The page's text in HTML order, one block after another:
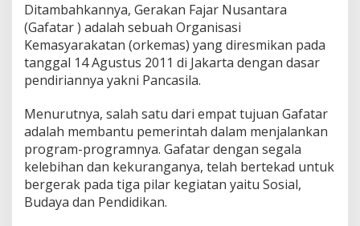
Ditambahkannya, Gerakan Fajar Nusantara
(Gafatar ) adalah sebuah Organisasi
Kemasyarakatan (orkemas) yang diresmikan pada
tanggal 14 Agustus 2011 di Jakarta dengan dasar
pendiriannya yakni Pancasila.
Menurutnya, salah satu dari empat tujuan Gafatar
adalah membantu pemerintah dalam menjalankan
program-programnya. Gafatar dengan segala
kelebihan dan kekuranganya, telah bertekad untuk
bergerak pada tiga pilar kegiatan yaitu Sosial,
Budaya dan Pendidikan.